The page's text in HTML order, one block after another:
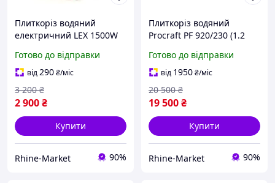
Плиткоріз водяний
електричний LEX 1500W
Готово до відправки
від290₴/міс
2 900₴
3 200 ₴
Купити
Rhine-Market 90%
Плиткоріз водяний
Procraft PF 920/230 (1.2
точність різу з гарантією
36 міс
Готово до відправки
від 1950₴/міс
19 500₴
20 500 ₴
Купити
Rhine-Market 90%